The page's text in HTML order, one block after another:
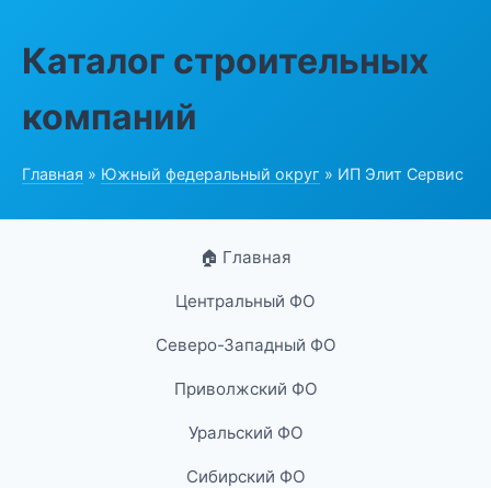
Каталог строительных
компаний
Главная » Южный федеральный округ » ИП Элит Сервис
🏠 Главная
Центральный ФО
Северо-Западный ФО
Приволжский ФО
Уральский ФО
Сибирский ФО